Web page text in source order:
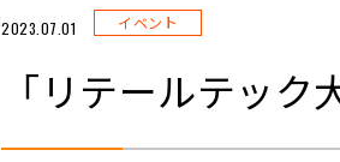
2023.07.01 イベント
「リテールテック